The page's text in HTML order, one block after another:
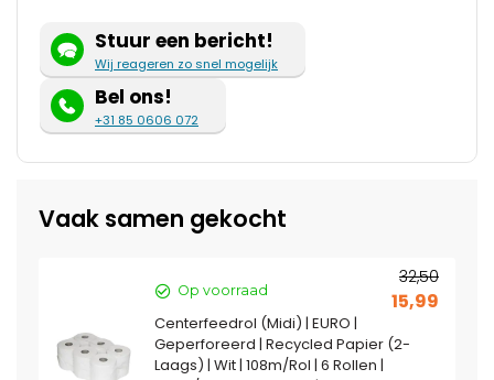
Stuur een bericht!
Wij reageren zo snel mogelijk
Bel ons!
+31 85 0606 072
Vaak samen gekocht
Op voorraad
32,50
15,99
Centerfeedrol (Midi) | EURO |
Geperforeerd | Recycled Papier (2-
Laags) | Wit | 108m/Rol | 6 Rollen |